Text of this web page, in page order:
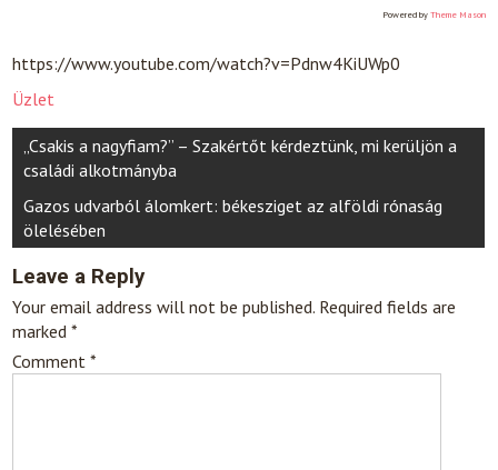
Powered by Theme Mason
https://www.youtube.com/watch?v=Pdnw4KiUWp0
Üzlet
Post
navigation
„Csakis a nagyfiam?” – Szakértőt kérdeztünk, mi kerüljön a
családi alkotmányba
Gazos udvarból álomkert: békesziget az alföldi rónaság
ölelésében
Leave a Reply
Your email address will not be published. Required fields are
marked*
Comment*